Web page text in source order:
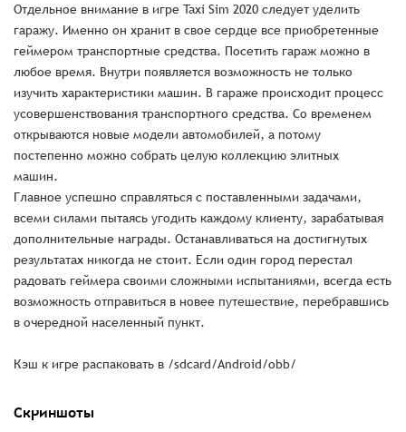
Отдельное внимание в игре Taxi Sim 2020 следует уделить
гаражу. Именно он хранит в свое сердце все приобретенные
геймером транспортные средства. Посетить гараж можно в
любое время. Внутри появляется возможность не только
изучить характеристики машин. В гараже происходит процесс
усовершенствования транспортного средства. Со временем
открываются новые модели автомобилей, а потому
постепенно можно собрать целую коллекцию элитных
машин.
Главное успешно справляться с поставленными задачами,
всеми силами пытаясь угодить каждому клиенту, зарабатывая
дополнительные награды. Останавливаться на достигнутых
результатах никогда не стоит. Если один город перестал
радовать геймера своими сложными испытаниями, всегда есть
возможность отправиться в новее путешествие, перебравшись
в очередной населенный пункт.
Кэш к игре распаковать в /sdcard/Android/obb/
Скриншоты